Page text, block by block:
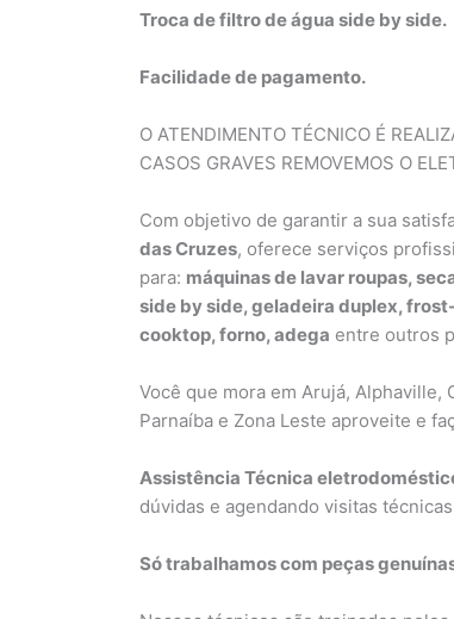
Troca de filtro de água side by side.
Facilidade de pagamento.
O ATENDIMENTO TÉCNICO É
CASOS GRAVES REMOVEMOS O
Com objetivo de garantir a sua
das Cruzes, oferece serviços
para: máquinas de lavar roupas,
side by side, geladeira duplex,
cooktop, forno, adega entre outros
Você que mora em Arujá, Alphaville,
Parnaíba e Zona Leste aproveite e
Assistência Técnica
dúvidas e agendando visitas
Só trabalhamos com peças